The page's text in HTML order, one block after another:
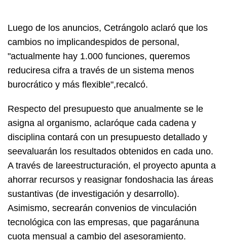
Luego de los anuncios, Cetrángolo aclaró que los
cambios no implicandespidos de personal,
"actualmente hay 1.000 funciones, queremos
reduciresa cifra a través de un sistema menos
burocrático y más flexible",recalcó.
Respecto del presupuesto que anualmente se le
asigna al organismo, aclaróque cada cadena y
disciplina contará con un presupuesto detallado y
seevaluarán los resultados obtenidos en cada uno.
A través de lareestructuración, el proyecto apunta a
ahorrar recursos y reasignar fondoshacia las áreas
sustantivas (de investigación y desarrollo).
Asimismo, secrearán convenios de vinculación
tecnológica con las empresas, que pagaránuna
cuota mensual a cambio del asesoramiento.